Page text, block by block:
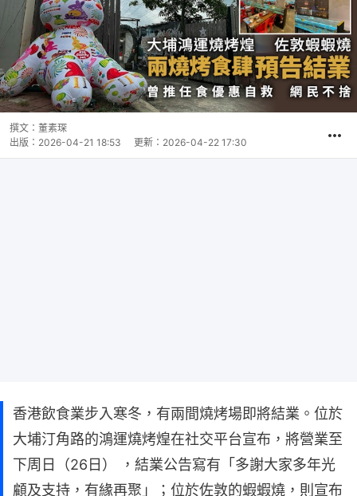
撰文： 董素琛
出版： 2026-04-21 18:53 更新： 2026-04-22 17:30
香港飲食業步入寒冬，有兩間燒烤場即將結業。位於
大埔汀角路的鴻運燒烤煌在社交平台宣布，將營業至
下周日（26日） ，結業公告寫有「多謝大家多年光
顧及支持，有緣再聚」；位於佐敦的蝦蝦燒，則宣布